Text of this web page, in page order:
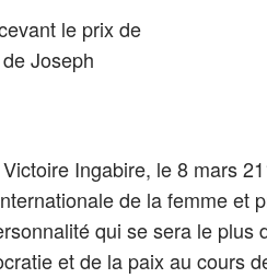
le prix de
Joseph
Ingabire, le 8 mars
de lafemme et
qui se sera le plus
et de la paix au cours